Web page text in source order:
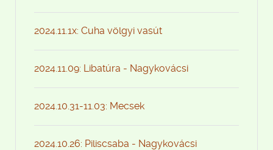
2024.11.1x: Cuha völgyi vasút
2024.11.09: Libatúra - Nagykovácsi
2024.10.31-11.03: Mecsek
2024.10.26: Piliscsaba - Nagykovácsi